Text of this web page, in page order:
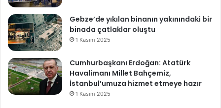
s
i
n
i
n
ç
i
n
Gebze’de yıkılan binanın yakınındaki bir
binada çatlaklar oluştu
1 Kasım 2025
Cumhurbaşkanı Erdoğan: Atatürk
Havalimanı Millet Bahçemiz,
İstanbul’umuza hizmet etmeye hazır
1 Kasım 2025